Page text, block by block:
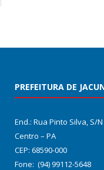
PREFEITURA DE
End.: Rua Pinto Silva, S/N
Centro – PA
CEP: 68590-000
Fone: (94) 99112-5648